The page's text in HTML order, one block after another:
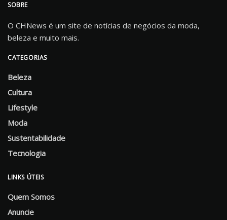
SOBRE
O CHNews é um site de notícias de negócios da moda,
beleza e muito mais.
CATEGORIAS
Beleza
Cultura
Lifestyle
Moda
Sustentabilidade
Tecnologia
LINKS ÚTEIS
Quem Somos
Anuncie